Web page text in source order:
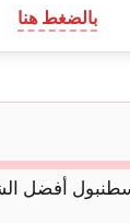
بالضغط هنا